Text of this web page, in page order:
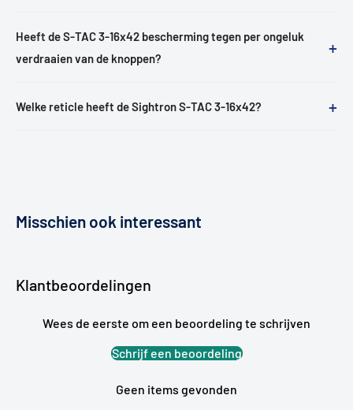
Heeft de S-TAC 3-16x42 bescherming tegen per ongeluk
verdraaien van de knoppen?
+
Welke reticle heeft de Sightron S-TAC 3-16x42? +
Misschien ook interessant
Klantbeoordelingen
Wees de eerste om een beoordeling te schrijven
Schrijf een beoordeling
Geen items gevonden